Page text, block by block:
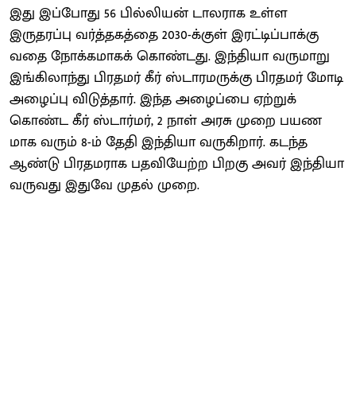
இது இப்​போது 56 பில்​லியன் டால​ராக உள்ள
இருதரப்பு வர்த்​தகத்தை 2030-க்​குள் இரட்​டிப்​பாக்​கு​
வதை நோக்​க​மாகக் கொண்​டது. இந்​தியா வரு​மாறு
இங்​கிலாந்து பிரதமர் கீர் ஸ்டாரமருக்கு பிரதமர் மோடி
அழைப்பு விடுத்​தார். இந்த அழைப்பை ஏற்​றுக்​
கொண்ட கீர் ஸ்டார்​மர், 2 நாள் அரசு முறை பயண​
மாக வரும் 8-ம் தேதி இந்​தியா வரு​கிறார். கடந்த
ஆண்டு பிரதம​ராக பதவி​யேற்ற பிறகு அவர் இந்​தியா
வரு​வது இதுவே முதல் முறை.